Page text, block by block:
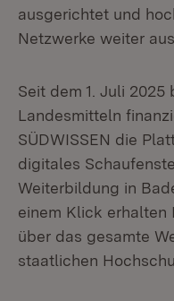
ausgerichtet und
Netzwerke weiter
Seit dem 1. Juli
Landesmitteln
SÜDWISSEN die
digitales
Weiterbildung in
einem Klick erhalten
über das gesamte
staatlichen